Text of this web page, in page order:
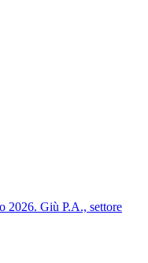
2026. Giù P.A., settore